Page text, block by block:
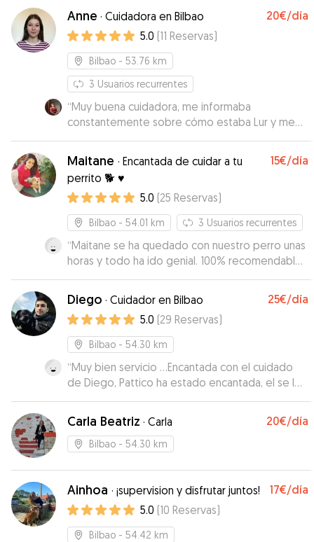
Me he quedado muy tranquilo sabiendo que
Maddi estaba en buenas manos y ella ha
quedado encantada. Para repetir seguro!! ☺️
Anne · Cuidadora en Bilbao 20€/día
5.0 (11 Reservas)
Bilbao - 53.76 km
3 Usuarios recurrentes
“Muy buena cuidadora, me informaba
constantemente sobre cómo estaba Lur y me
mandaba fotos. Lur ha vuelto tranquila y
contenta, señal de que ha estado muy a gusto
con Anne.
Maitane · Encantada de cuidar a tu
perrito 🐕 ♥️
15€/día
5.0 (25 Reservas)
Bilbao - 54.01 km 3 Usuarios recurrentes
“Maitane se ha quedado con nuestro perro unas
horas y todo ha ido genial. 100% recomendable,
de confianza y muy flexible para la recogida y
devolución.
Diego · Cuidador en Bilbao 25€/día
5.0 (29 Reservas)
Bilbao - 54.30 km
“Muy bien servicio …Encantada con el cuidado
de Diego, Pattico ha estado encantada, el se los
ha llevado al río y al campo han estado como en
un campamento 😊 Además te mantienen
constantemente informada con mensajes y
vídeos, sin duda repetiremos 😉i
Carla Beatriz · Carla 20€/día
Bilbao - 54.30 km
Ainhoa · ¡supervision y disfrutar juntos! 17€/día
5.0 (10 Reservas)
Bilbao - 54.42 km